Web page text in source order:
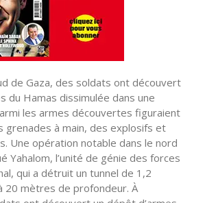
de Gaza, des soldats ont découvert
du Hamas dissimulée dans une
les armes découvertes figuraient
grenades à main, des explosifs et
Une opération notable dans le nord
Yahalom, l’unité de génie des forces
qui a détruit un tunnel de 1,2
20 mètres de profondeur. À